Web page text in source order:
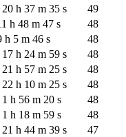
h 37 m 35 s
49
h 48 m 47 s
48
h 5 m 46 s
48
17 h 24 m 59 s
48
21 h 57 m 25 s
48
22 h 10 m 25 s
48
1 h 56 m 20 s
48
1 h 18 m 59 s
48
21 h 44 m 39 s
47